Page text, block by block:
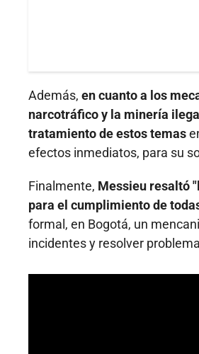
Además, en cuanto a los
narcotráfico y la minería
tratamiento de estos temas
efectos inmediatos, para su
Finalmente, Messieu resaltó
para el cumplimiento de
formal, en Bogotá, un
incidentes y resolver